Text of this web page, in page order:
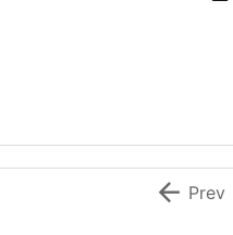
 Prev